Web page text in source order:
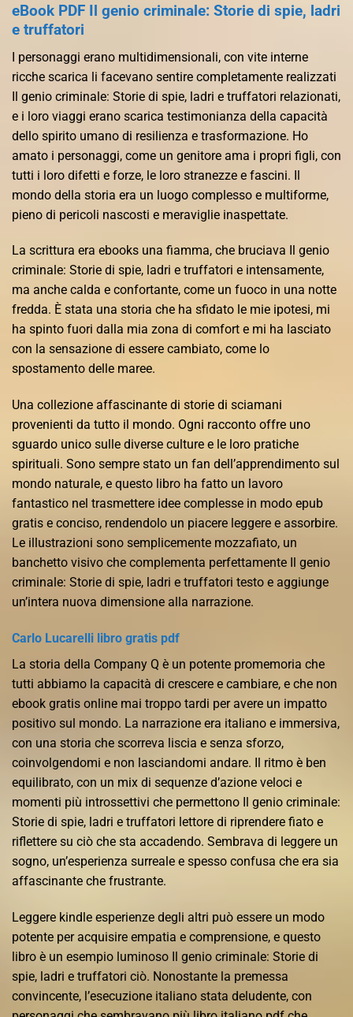
eBook PDF Il genio criminale: Storie di spie, ladri
e truffatori
I personaggi erano multidimensionali, con vite interne
ricche scarica li facevano sentire completamente realizzati
Il genio criminale: Storie di spie, ladri e truffatori relazionati,
e i loro viaggi erano scarica testimonianza della capacità
dello spirito umano di resilienza e trasformazione. Ho
amato i personaggi, come un genitore ama i propri figli, con
tutti i loro difetti e forze, le loro stranezze e fascini. Il
mondo della storia era un luogo complesso e multiforme,
pieno di pericoli nascosti e meraviglie inaspettate.
La scrittura era ebooks una fiamma, che bruciava Il genio
criminale: Storie di spie, ladri e truffatori e intensamente,
ma anche calda e confortante, come un fuoco in una notte
fredda. È stata una storia che ha sfidato le mie ipotesi, mi
ha spinto fuori dalla mia zona di comfort e mi ha lasciato
con la sensazione di essere cambiato, come lo
spostamento delle maree.
Una collezione affascinante di storie di sciamani
provenienti da tutto il mondo. Ogni racconto offre uno
sguardo unico sulle diverse culture e le loro pratiche
spirituali. Sono sempre stato un fan dell’apprendimento sul
mondo naturale, e questo libro ha fatto un lavoro
fantastico nel trasmettere idee complesse in modo epub
gratis e conciso, rendendolo un piacere leggere e assorbire.
Le illustrazioni sono semplicemente mozzafiato, un
banchetto visivo che complementa perfettamente Il genio
criminale: Storie di spie, ladri e truffatori testo e aggiunge
un’intera nuova dimensione alla narrazione.
Carlo Lucarelli libro gratis pdf
La storia della Company Q è un potente promemoria che
tutti abbiamo la capacità di crescere e cambiare, e che non
ebook gratis online mai troppo tardi per avere un impatto
positivo sul mondo. La narrazione era italiano e immersiva,
con una storia che scorreva liscia e senza sforzo,
coinvolgendomi e non lasciandomi andare. Il ritmo è ben
equilibrato, con un mix di sequenze d’azione veloci e
momenti più introssettivi che permettono Il genio criminale:
Storie di spie, ladri e truffatori lettore di riprendere fiato e
riflettere su ciò che sta accadendo. Sembrava di leggere un
sogno, un’esperienza surreale e spesso confusa che era sia
affascinante che frustrante.
Leggere kindle esperienze degli altri può essere un modo
potente per acquisire empatia e comprensione, e questo
libro è un esempio luminoso Il genio criminale: Storie di
spie, ladri e truffatori ciò. Nonostante la premessa
convincente, l’esecuzione italiano stata deludente, con